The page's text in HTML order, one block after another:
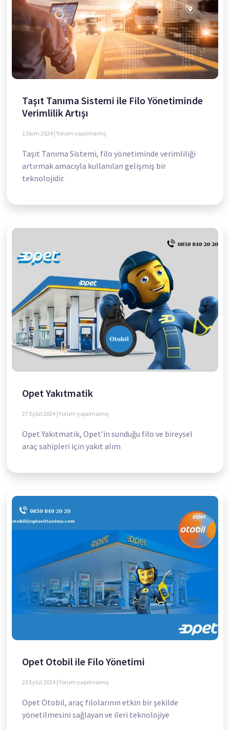
Taşıt Tanıma Sistemi ile Filo Yönetiminde
Verimlilik Artışı
1 Ekim 2024 Yorum yapılmamış
Taşıt Tanıma Sistemi, filo yönetiminde verimliliği
artırmak amacıyla kullanılan gelişmiş bir
teknolojidir.
Opet Yakıtmatik
27 Eylül 2024 Yorum yapılmamış
Opet Yakıtmatik, Opet’in sunduğu filo ve bireysel
araç sahipleri için yakıt alım
Opet Otobil ile Filo Yönetimi
25 Eylül 2024 Yorum yapılmamış
Opet Otobil, araç filolarının etkin bir şekilde
yönetilmesini sağlayan ve ileri teknolojiye